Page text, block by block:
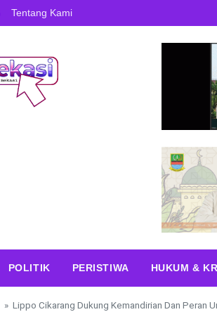
Tentang Kami
POLITIK PERISTIWA HUKUM &
» Lippo Cikarang Dukung Kemandirian Dan Peran